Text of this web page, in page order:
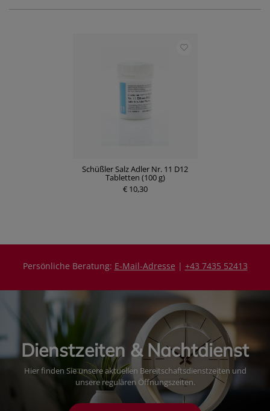
Schüßler Salz Adler Nr. 11 D12
Tabletten (100 g)
€ 10,30
Persönliche Beratung: E-Mail-Adresse | +43 7435 52413
Dienstzeiten & Nachtdienst
Hier finden Sie unsere aktuellen Bereitschaftsdienstzeiten und
unsere regulären Öffnungszeiten.